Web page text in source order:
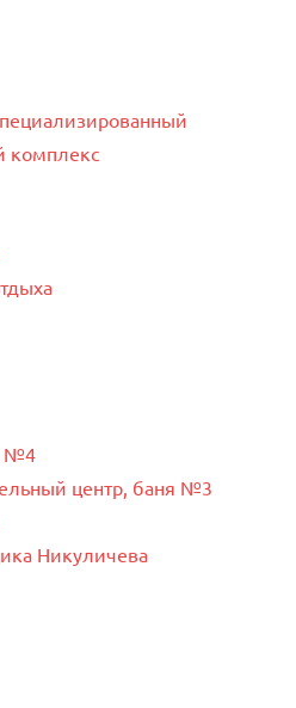
комплекс
№4
центр, баня №3
Никуличева